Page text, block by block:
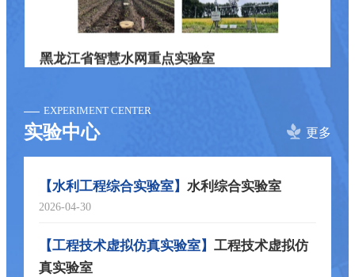
EXPERIMENT CENTER
实验中心 更多
2026-04-30
【水利工程综合实验室】水利综合实验室
【工程技术虚拟仿真实验室】工程技术虚拟仿
真实验室